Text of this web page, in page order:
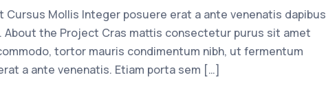
Mollis Integer posuere erat a ante venenatis dapibus
About the Project Cras mattis consectetur purus sit amet
tortor mauris condimentum nibh, ut fermentum
a ante venenatis. Etiam porta sem […]